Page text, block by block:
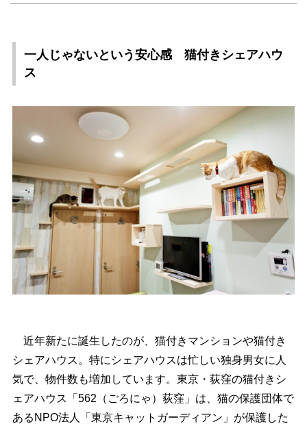
一人じゃないという安心感 猫付きシェアハウ
ス
近年新たに誕生したのが、猫付きマンションや猫付き
シェアハウス。特にシェアハウスは忙しい独身男女に人
気で、物件数も増加しています。東京・荻窪の猫付きシ
ェアハウス「562（ごろにゃ）荻窪」は、猫の保護団体で
あるNPO法人「東京キャットガーディアン」が保護した